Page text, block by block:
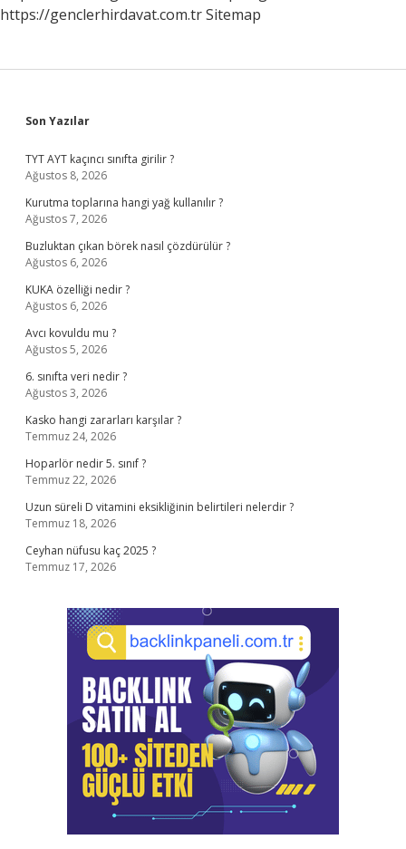
https://genclerhirdavat.com.trSitemap
Sidebar
Son Yazılar
TYT AYT kaçıncı sınıfta girilir ?
Ağustos 8, 2026
Kurutma toplarına hangi yağ kullanılır ?
Ağustos 7, 2026
Buzluktan çıkan börek nasıl çözdürülür ?
Ağustos 6, 2026
KUKA özelliği nedir ?
Ağustos 6, 2026
Avcı kovuldu mu ?
Ağustos 5, 2026
6. sınıfta veri nedir ?
Ağustos 3, 2026
Kasko hangi zararları karşılar ?
Temmuz 24, 2026
Hoparlör nedir 5. sınıf ?
Temmuz 22, 2026
Uzun süreli D vitamini eksikliğinin belirtileri nelerdir ?
Temmuz 18, 2026
Ceyhan nüfusu kaç 2025 ?
Temmuz 17, 2026